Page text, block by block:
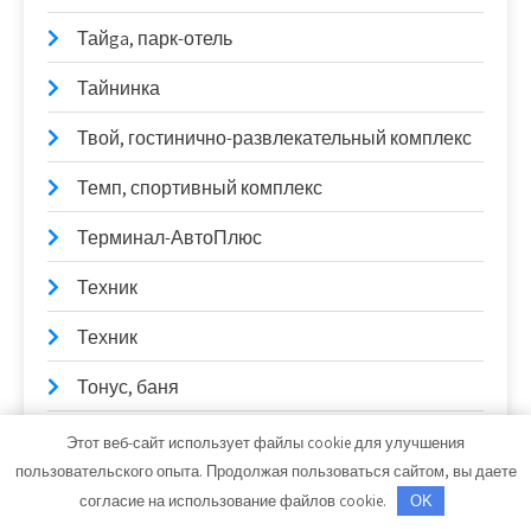
Тайga, парк-отель
Тайнинка
Твой, гостинично-развлекательный комплекс
Темп, спортивный комплекс
Терминал-АвтоПлюс
Техник
Техник
Тонус, баня
Тонус, сауна
Торговая фирма, ИП Васильев Е.П.
Этот веб-сайт использует файлы cookie для улучшения
пользовательского опыта. Продолжая пользоваться сайтом, вы даете
согласие на использование файлов cookie.
OK